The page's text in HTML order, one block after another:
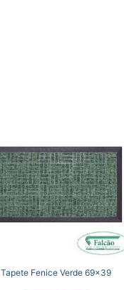
Tapete Fenice Verde 69×39